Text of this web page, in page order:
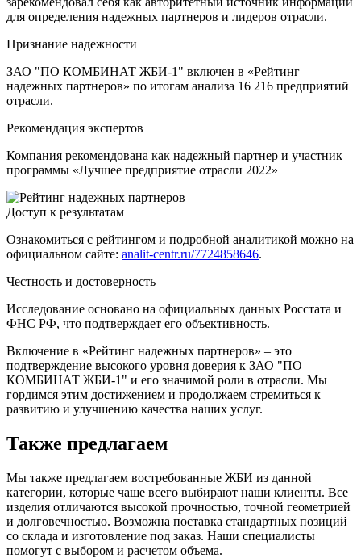
для определения надежных партнеров и лидеров отрасли.
Признание надежности
ЗАО "ПО КОМБИНАТ ЖБИ-1" включен в «Рейтинг
надежных партнеров» по итогам анализа 16 216 предприятий
отрасли.
Рекомендация экспертов
Компания рекомендована как надежный партнер и участник
программы «Лучшее предприятие отрасли 2022»
Доступ к результатам
Ознакомиться с рейтингом и подробной аналитикой можно на
официальном сайте: analit-centr.ru/7724858646.
Честность и достоверность
Исследование основано на официальных данных Росстата и
ФНС РФ, что подтверждает его объективность.
Включение в «Рейтинг надежных партнеров» – это
подтверждение высокого уровня доверия к ЗАО "ПО
КОМБИНАТ ЖБИ-1" и его значимой роли в отрасли. Мы
гордимся этим достижением и продолжаем стремиться к
развитию и улучшению качества наших услуг.
Также предлагаем
Мы также предлагаем востребованные ЖБИ из данной
категории, которые чаще всего выбирают наши клиенты. Все
изделия отличаются высокой прочностью, точной геометрией
и долговечностью. Возможна поставка стандартных позиций
со склада и изготовление под заказ. Наши специалисты
помогут с выбором и расчетом объема.